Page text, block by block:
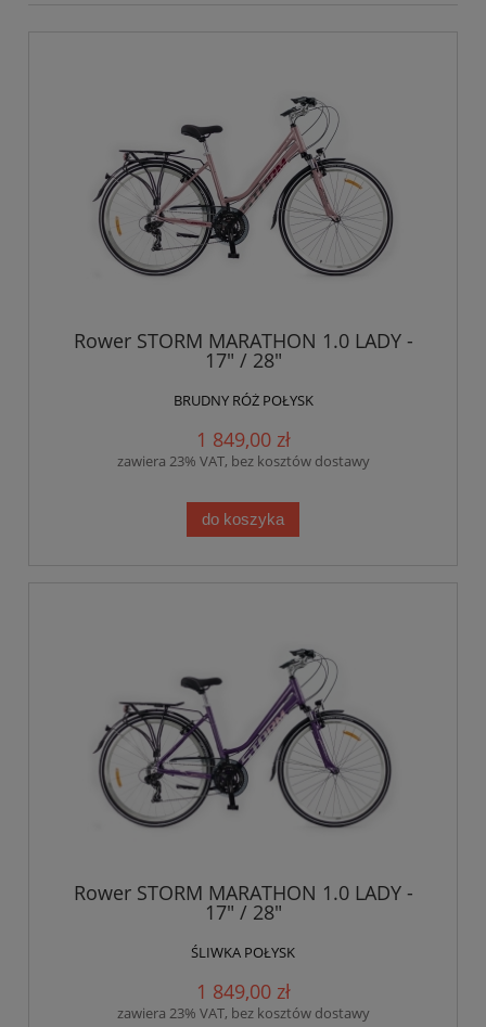
Rower STORM MARATHON 1.0 LADY -
17" / 28"
BRUDNY RÓŻ POŁYSK
1 849,00 zł
zawiera 23% VAT, bez kosztów dostawy
do koszyka
Rower STORM MARATHON 1.0 LADY -
17" / 28"
ŚLIWKA POŁYSK
1 849,00 zł
zawiera 23% VAT, bez kosztów dostawy